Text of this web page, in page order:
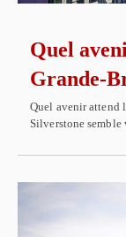
Quel
Grande-
Quel avenir attend
Silverstone